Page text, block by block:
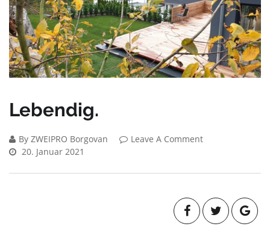
Lebendig.
By ZWEIPRO Borgovan
Leave A Comment
20. Januar 2021